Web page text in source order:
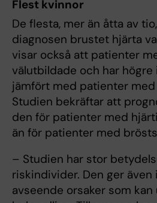
Flest kvinnor
De flesta, mer än åtta av
diagnosen brustet hjärta
visar också att patienter
välutbildade och har
jämfört med patienter
Studien bekräftar att
den för patienter med
än för patienter med
– Studien har stor
riskindivider. Den ger
avseende orsaker som